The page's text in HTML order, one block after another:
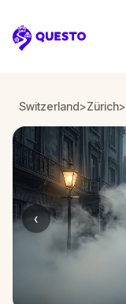
Questo
Switzerland>Zürich>
‹